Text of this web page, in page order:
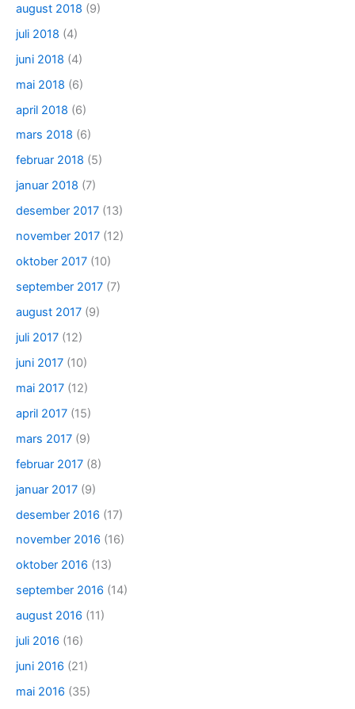
august 2018 (9)
juli 2018 (4)
juni 2018 (4)
mai 2018 (6)
april 2018 (6)
mars 2018 (6)
februar 2018 (5)
januar 2018 (7)
desember 2017 (13)
november 2017 (12)
oktober 2017 (10)
september 2017 (7)
august 2017 (9)
juli 2017 (12)
juni 2017 (10)
mai 2017 (12)
april 2017 (15)
mars 2017 (9)
februar 2017 (8)
januar 2017 (9)
desember 2016 (17)
november 2016 (16)
oktober 2016 (13)
september 2016 (14)
august 2016 (11)
juli 2016 (16)
juni 2016 (21)
mai 2016 (35)